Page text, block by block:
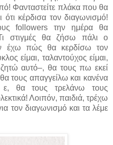
Φανταστείτε πλάκα που θα
κέρδισα τον διαγωνισμό!
followers την ημέρα θα
στιγμές θα ζήσω πάλι ο
έχω πώς θα κερδίσω τον
είμαι, ταλαντούχος είμαι,
αυτό–, θα τους πω εκεί
τους απαγγείλω και κανένα
ε, θα τους τρελάνω τους
Λοιπόν, παιδιά, τρέχω
τον διαγωνισμό και τα λέμε